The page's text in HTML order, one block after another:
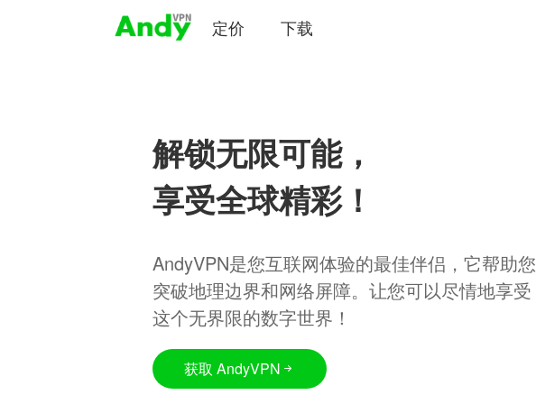
定价 下载
解锁无限可能，
享受全球精彩！
AndyVPN是您互联网体验的最佳伴侣，它帮助您
突破地理边界和网络屏障。让您可以尽情地享受
这个无界限的数字世界！
获取 AndyVPN